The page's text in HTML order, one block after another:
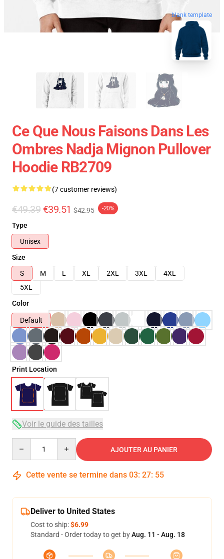
blank template
Ce Que Nous Faisons Dans Les
Ombres Nadja Mignon Pullover
Hoodie RB2709
(7 customer reviews)
€49.39 €39.51 $42.95 -20%
Type
Unisex
Size
S
M L XL 2XL 3XL
4XL
5XL
Color
Default
Print Location
Voir le guide des tailles
AJOUTER AU PANIER
Cette vente se termine dans 03: 27: 54
Deliver to United States
Cost to ship:$6.99
Standard - Order today to get byAug. 11 - Aug. 18